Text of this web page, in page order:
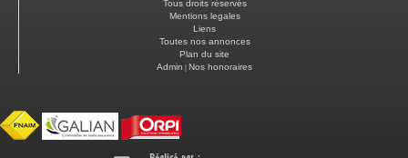
Tous droits réservés
Mentions legales
Liens
Toutes nos annonces
Plan du site
Admin
Nos honoraires